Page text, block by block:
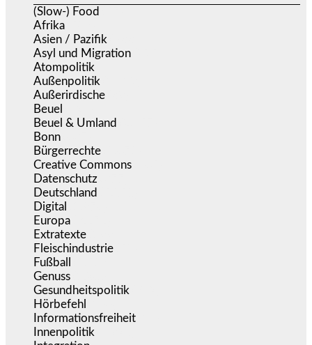
(Slow-) Food
Afrika
Asien / Pazifik
Asyl und Migration
Atompolitik
Außenpolitik
Außerirdische
Beuel
Beuel & Umland
Bonn
Bürgerrechte
Creative Commons
Datenschutz
Deutschland
Digital
Europa
Extratexte
Fleischindustrie
Fußball
Genuss
Gesundheitspolitik
Hörbefehl
Informationsfreiheit
Innenpolitik